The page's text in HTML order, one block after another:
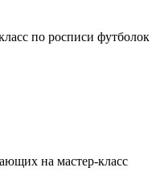
по росписи футболок
на мастер-класс